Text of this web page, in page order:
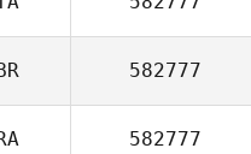
582777
582777